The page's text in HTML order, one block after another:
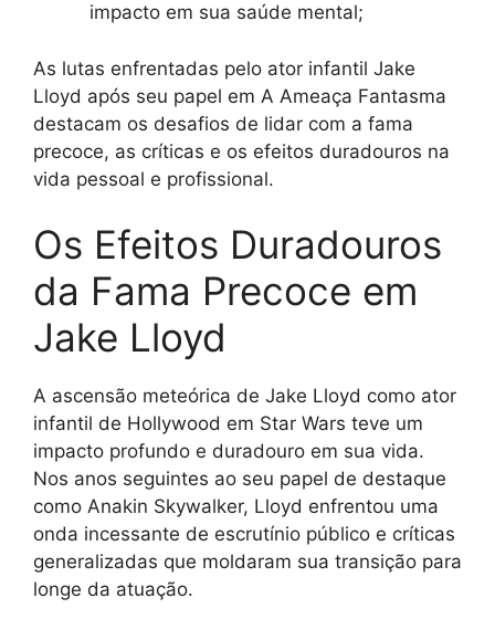
impacto em sua saúde mental;
As lutas enfrentadas pelo ator infantil Jake
Lloyd após seu papel em A Ameaça Fantasma
destacam os desafios de lidar com a fama
precoce, as críticas e os efeitos duradouros na
vida pessoal e profissional.
Os Efeitos Duradouros
da Fama Precoce em
Jake Lloyd
A ascensão meteórica de Jake Lloyd como ator
infantil de Hollywood em Star Wars teve um
impacto profundo e duradouro em sua vida.
Nos anos seguintes ao seu papel de destaque
como Anakin Skywalker, Lloyd enfrentou uma
onda incessante de escrutínio público e críticas
generalizadas que moldaram sua transição para
longe da atuação.